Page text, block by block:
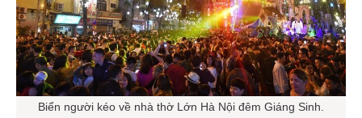
Biển người kéo về nhà thờ Lớn Hà Nội đêm Giáng Sinh.